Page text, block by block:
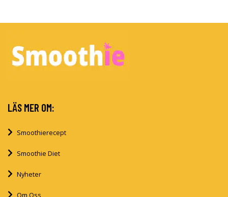
LÄS MER OM:
Smoothierecept
Smoothie Diet
Nyheter
Om Oss